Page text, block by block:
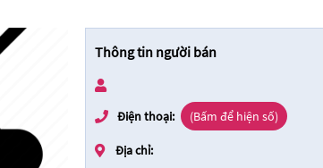
Thông tin người bán
Điện thoại: (Bấm để hiện số)
Địa chỉ: